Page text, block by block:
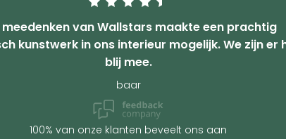
meedenken van Wallstars maakte een prachtig
kunstwerk in ons interieur mogelijk. We zijn er
blij mee.
baar
100% van onze klanten beveelt ons aan